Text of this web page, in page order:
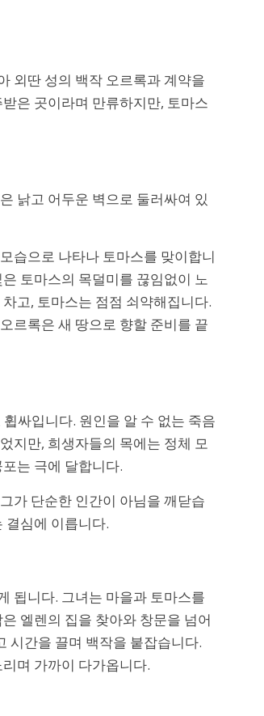
외딴 성의 백작 오르록과 계약을
은 곳이라며 만류하지만, 토마스
낡고 어두운 벽으로 둘러싸여 있
습으로 나타나 토마스를 맞이합니
토마스의 목덜미를 끊임없이 노
고, 토마스는 점점 쇠약해집니다.
르록은 새 땅으로 향할 준비를 끝
싸입니다. 원인을 알 수 없는 죽음
지만, 희생자들의 목에는 정체 모
는 극에 달합니다.
가 단순한 인간이 아님을 깨닫습
결심에 이릅니다.
됩니다. 그녀는 마을과 토마스를
엘렌의 집을 찾아와 창문을 넘어
시간을 끌며 백작을 붙잡습니다.
며 가까이 다가옵니다.